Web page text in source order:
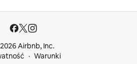
Airbnb, Inc.
Warunki